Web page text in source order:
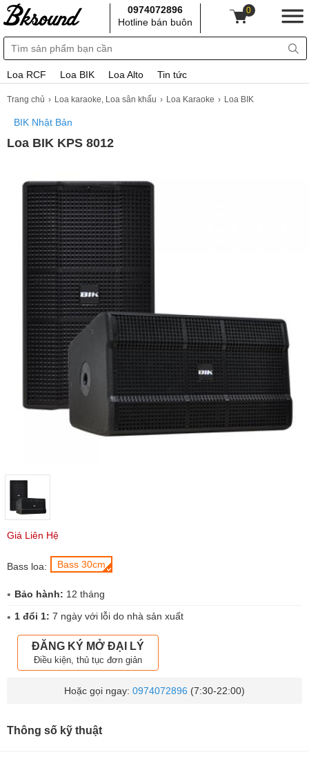
0974072896
Hotline bán buôn
0
Loa RCF Loa BIK Loa Alto Tin tức
Trang chủ Loa karaoke, Loa sân khấu Loa Karaoke Loa BIK
BIK Nhật Bản
Loa BIK KPS 8012
Giá Liên Hệ
Bass loa: Bass 30cm
Bảo hành: 12 tháng
1 đổi 1: 7 ngày với lỗi do nhà sản xuất
ĐĂNG KÝ MỞ ĐẠI LÝ
Điều kiện, thủ tục đơn giản
Hoặc gọi ngay: 0974072896 (7:30-22:00)
Thông số kỹ thuật